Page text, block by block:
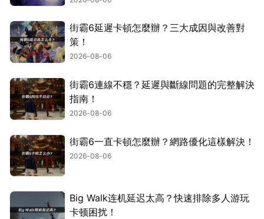
街霸6延遲卡頓怎麼辦？三大成因與改善對
策！
2026-08-06
街霸6連線不穩？延遲與斷線問題的完整解決
指南！
2026-08-06
街霸6一直卡頓怎麼辦？網路優化這樣解決！
2026-08-06
Big Walk连机延迟太高？快速排除多人游玩
卡顿困扰！